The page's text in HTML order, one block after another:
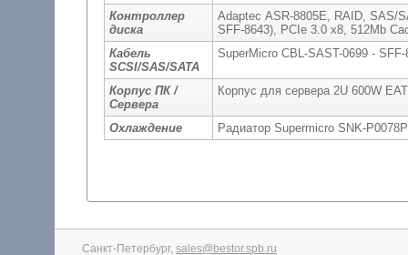
Контроллер
диска
Adaptec ASR-8805E, RAID, SAS/
SFF-8643), PCIe 3.0 x8, 512Mb
Кабель
SCSI/SAS/SATA
SuperMicro CBL-SAST-0699 -
Корпус ПК /
Сервера
Корпус для сервера 2U 600W
Охлаждение Радиатор Supermicro SNK-
Санкт-Петербург, sales@bestor.spb.ru